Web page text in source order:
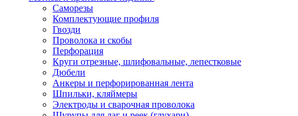
Саморезы
Комплектующие профиля
Гвозди
Проволока и скобы
Перфорация
Круги отрезные, шлифовальные, лепестковые
Дюбели
Анкеры и перфорированная лента
Шпильки, кляймеры
Электроды и сварочная проволока